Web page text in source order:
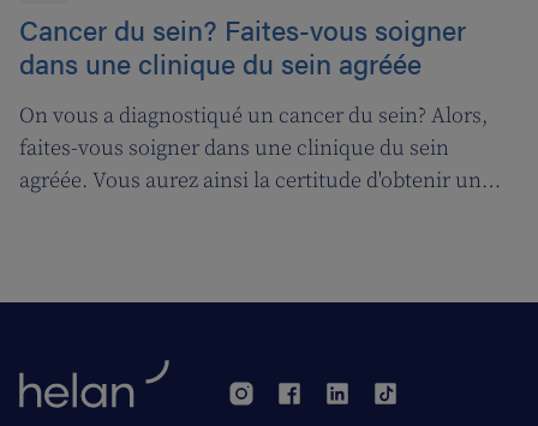
Cancer du sein? Faites-vous soigner
dans une clinique du sein agréée
On vous a diagnostiqué un cancer du sein? Alors,
faites-vous soigner dans une clinique du sein
agréée. Vous aurez ainsi la certitude d'obtenir un
bénéfique.